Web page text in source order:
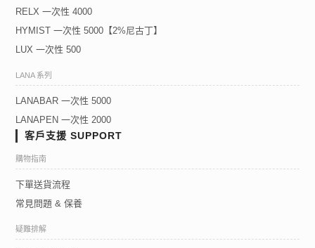
RELX 一次性 4000
HYMIST 一次性 5000【2%尼古丁】
LUX 一次性 500
LANA 系列
LANABAR 一次性 5000
LANAPEN 一次性 2000
客戶支援 SUPPORT
購物指南
下單送貨流程
常見問題 & 保養
疑難排解